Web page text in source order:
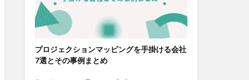
プロジェクションマッピングを手掛ける会社
7選とその事例まとめ